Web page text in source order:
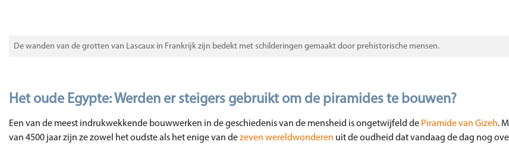
De wanden van de grotten van Lascaux in Frankrijk zijn bedekt met schilderingen gemaakt door prehistorische mensen.
Het oude Egypte: Werden er steigers gebruikt om de piramides te bouwen?
Een van de meest indrukwekkende bouwwerken in de geschiedenis van de mensheid is ongetwijfeld de Piramide van Gizeh.
van 4500 jaar zijn ze zowel het oudste als het enige van dezeven wereldwonderen uit de oudheid dat vandaag de dag nog